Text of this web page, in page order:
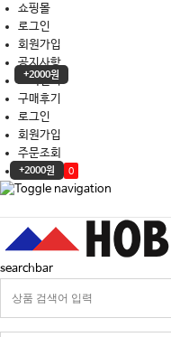
쇼핑몰
로그인
회원가입
+2000원
공지사항
고객센터
구매후기
로그인
회원가입
+2000원
주문조회
장바구니
0
searchbar